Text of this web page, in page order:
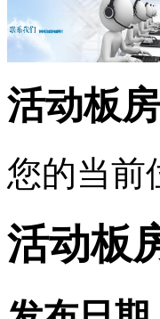
活动板
您的当前
活动板